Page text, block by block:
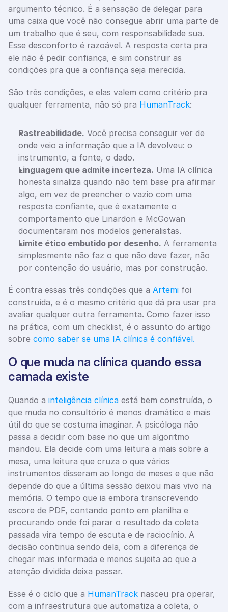
argumento técnico. É a sensação de delegar para
uma caixa que você não consegue abrir uma parte de
um trabalho que é seu, com responsabilidade sua.
Esse desconforto é razoável. A resposta certa pra
ele não é pedir confiança, e sim construir as
condições pra que a confiança seja merecida.
São três condições, e elas valem como critério pra
qualquer ferramenta, não só pra HumanTrack:
Rastreabilidade. Você precisa conseguir ver de
onde veio a informação que a IA devolveu: o
instrumento, a fonte, o dado.
Linguagem que admite incerteza. Uma IA clínica
honesta sinaliza quando não tem base pra afirmar
algo, em vez de preencher o vazio com uma
resposta confiante, que é exatamente o
comportamento que Linardon e McGowan
documentaram nos modelos generalistas.
Limite ético embutido por desenho. A ferramenta
simplesmente não faz o que não deve fazer, não
por contenção do usuário, mas por construção.
É contra essas três condições que a Artemi foi
construída, e é o mesmo critério que dá pra usar pra
avaliar qualquer outra ferramenta. Como fazer isso
na prática, com um checklist, é o assunto do artigo
sobre como saber se uma IA clínica é confiável.
O que muda na clínica quando essa
camada existe
Quando a inteligência clínica está bem construída, o
que muda no consultório é menos dramático e mais
útil do que se costuma imaginar. A psicóloga não
passa a decidir com base no que um algoritmo
mandou. Ela decide com uma leitura a mais sobre a
mesa, uma leitura que cruza o que vários
instrumentos disseram ao longo de meses e que não
depende do que a última sessão deixou mais vivo na
memória. O tempo que ia embora transcrevendo
escore de PDF, contando ponto em planilha e
procurando onde foi parar o resultado da coleta
passada vira tempo de escuta e de raciocínio. A
decisão continua sendo dela, com a diferença de
chegar mais informada e menos sujeita ao que a
atenção dividida deixa passar.
Esse é o ciclo que a HumanTrack nasceu pra operar,
com a infraestrutura que automatiza a coleta, o